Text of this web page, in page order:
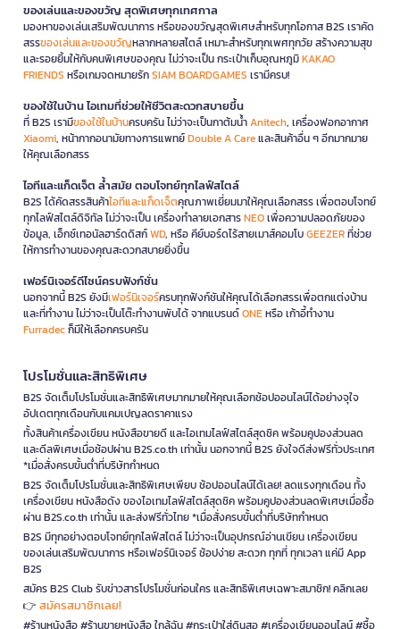
ของเล่นและของขวัญ สุดพิเศษทุกเทศกาล
มองหาของเล่นเสริมพัฒนาการ หรือของขวัญสุดพิเศษสำหรับทุกโอกาส B2S เราคัด
สรรของเล่นและของขวัญหลากหลายสไตล์ เหมาะสำหรับทุกเพศทุกวัย สร้างความสุข
และรอยยิ้มให้กับคนพิเศษของคุณ ไม่ว่าจะเป็น กระเป๋าเก็บอุณหภูมิKAKAO
FRIENDS หรือเกมจดหมายรักSIAM BOARDGAMES เรามีครบ!
ของใช้ในบ้าน ไอเทมที่ช่วยให้ชีวิตสะดวกสบายขึ้น
ที่ B2S เรามีของใช้ในบ้านครบครัน ไม่ว่าจะเป็นกาต้มน้ำAnitech, เครื่องฟอกอากาศ
Xiaomi, หน้ากากอนามัยทางการแพทย์Double A Careและสินค้าอื่น ๆ อีกมากมาย
ให้คุณเลือกสรร
ไอทีและแก็ดเจ็ต ล้ำสมัย ตอบโจทย์ทุกไลฟ์สไตล์
B2S ได้คัดสรรสินค้าไอทีและแก็ดเจ็ตคุณภาพเยี่ยมมาให้คุณเลือกสรร เพื่อตอบโจทย์
ทุกไลฟ์สไตล์ดิจิทัล ไม่ว่าจะเป็น เครื่องทำลายเอกสารNEOเพื่อความปลอดภัยของ
ข้อมูล, เอ็กซ์เทอนัลฮาร์ดดิสก์WD, หรือ คีย์บอร์ดไร้สายเมาส์คอมโบGEEZERที่ช่วย
ให้การทำงานของคุณสะดวกสบายยิ่งขึ้น
เฟอร์นิเจอร์ดีไซน์ครบฟังก์ชั่น
นอกจากนี้ B2S ยังมีเฟอร์นิเจอร์ครบทุกฟังก์ชันให้คุณได้เลือกสรรเพื่อตกแต่งบ้าน
และที่ทำงาน ไม่ว่าจะเป็นโต๊ะทำงานพับได้ จากแบรนด์ONEหรือ เก้าอี้ทำงาน
Furradecก็มีให้เลือกครบครัน
โปรโมชั่นและสิทธิพิเศษ
B2S จัดเต็มโปรโมชั่นและสิทธิพิเศษมากมายให้คุณเลือกช้อปออนไลน์ได้อย่างจุใจ
อัปเดตทุกเดือนกับแคมเปญลดราคาแรง
ทั้งสินค้าเครื่องเขียน หนังสือขายดี และไอเทมไลฟ์สไตล์สุดชิค พร้อมคูปองส่วนลด
และดีลพิเศษเมื่อช้อปผ่าน B2S.co.th เท่านั้น นอกจากนี้ B2S ยังใจดีส่งฟรีทั่วประเทศ
*เมื่อสั่งครบขั้นต่ำที่บริษัทกำหนด
B2S จัดเต็มโปรโมชั่นและสิทธิพิเศษเพียบ ช้อปออนไลน์ได้เลย! ลดแรงทุกเดือน ทั้ง
เครื่องเขียน หนังสือดัง ของไอเทมไลฟ์สไตล์สุดชิค พร้อมคูปองส่วนลดพิเศษเมื่อซื้อ
ผ่าน B2S.co.th เท่านั้น และส่งฟรีทั่วไทย *เมื่อสั่งครบขั้นต่ำที่บริษัทกำหนด
B2S มีทุกอย่างตอบโจทย์ทุกไลฟ์สไตล์ ไม่ว่าจะเป็นอุปกรณ์อ่านเขียน เครื่องเขียน
ของเล่นเสริมพัฒนาการ หรือเฟอร์นิเจอร์ ช้อปง่าย สะดวก ทุกที่ ทุกเวลา แค่มี App
B2S
สมัคร B2S Club รับข่าวสารโปรโมชั่นก่อนใคร และสิทธิพิเศษเฉพาะสมาชิก! คลิกเลย
👉 สมัครสมาชิกเลย!
#ร้านหนังสือ #ร้านขายหนังสือ ใกล้ฉัน #กระเป๋าใส่ดินสอ #เครื่องเขียนออนไลน์ #ซื้อ